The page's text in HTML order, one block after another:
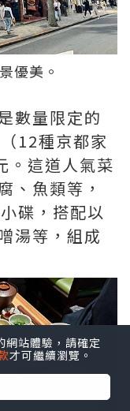
優美。
數量限定的
12種京都家
。這道人氣菜
、魚類等，
碟，搭配以
湯等，組成
站體驗，請確定
才可繼續瀏覽。